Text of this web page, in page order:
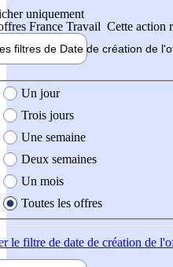
uniquement
France Travail Cette action
filtres de Date de création de
création de l'offre
Un jour
Trois jours
Une semaine
Deux semaines
Un mois
Toutes les offres
le filtre de date de création de